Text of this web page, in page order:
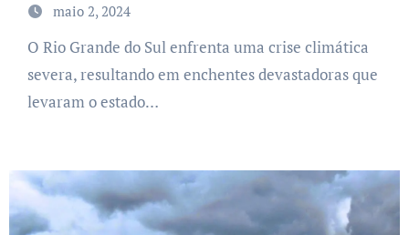
maio 2, 2024
O Rio Grande do Sul enfrenta uma crise climática
severa, resultando em enchentes devastadoras que
levaram o estado…